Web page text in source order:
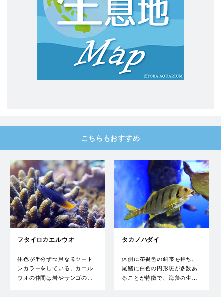
こちらもおすすめ
フタイロカエルウオ
体色が半分ずつ異なるツート
ンカラーをしている。カエル
ウオの仲間は岩やサンゴの…
タカノハダイ
体側に茶褐色の斜帯を持ち、
尾鰭に白色の円形斑が多数あ
ることが特徴で、海藻の生…